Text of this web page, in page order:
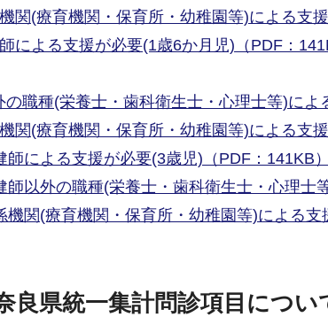
関(療育機関・保育所・幼稚園等)による支
による支援が必要(1歳6か月児)（PDF：
の職種(栄養士・歯科衛生士・心理士等)によ
関(療育機関・保育所・幼稚園等)による支
師による支援が必要(3歳児)（PDF：141KB）
師以外の職種(栄養士・歯科衛生士・心理士
機関(療育機関・保育所・幼稚園等)による支
県統一集計問診項目につい